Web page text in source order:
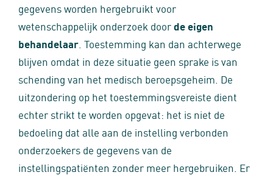
gegevens worden hergebruikt voor
wetenschappelijk onderzoek doorde eigen
behandelaar . Toestemming kan dan achterwege
blijven omdat in deze situatie geen sprake is van
schending van het medisch beroepsgeheim. De
uitzondering op het toestemmingsvereiste dient
echter strikt te worden opgevat: het is niet de
bedoeling dat alle aan de instelling verbonden
onderzoekers de gegevens van de
instellingspatiënten zonder meer hergebruiken. Er